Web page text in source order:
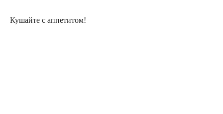
Кушайте с аппетитом!